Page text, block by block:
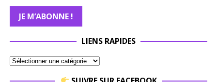
LIENS RAPIDES